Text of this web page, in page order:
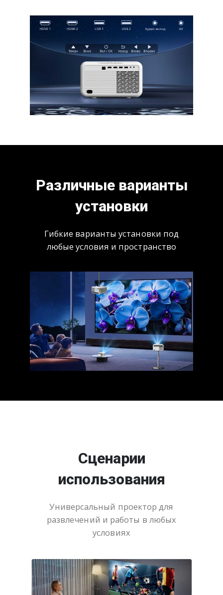
Различные варианты
установки
Гибкие варианты установки под
любые условия и пространство
Сценарии
использования
Универсальный проектор для
развлечений и работы в любых
условиях